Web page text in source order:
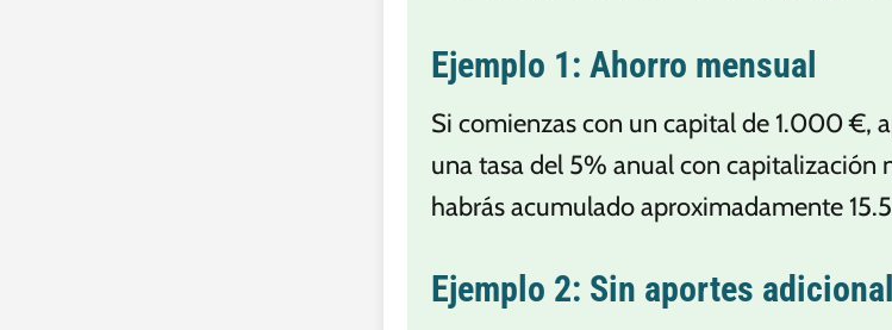
Ejemplo 1: Ahorro mensual
Si comienzas con un capital de 1.000 €,
una tasa del 5% anual con capitalización
habrás acumulado aproximadamente
Ejemplo 2: Sin aportes